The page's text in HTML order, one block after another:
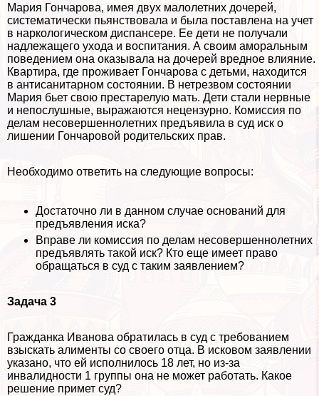
Мария Гончарова, имея двух малолетних дочерей,
систематически пьянствовала и была поставлена на учет
в наркологическом диспансере. Ее дети не получали
надлежащего ухода и воспитания. А своим амopaльным
поведением она оказывала на дочерей вредное влияние.
Квартира, где проживает Гончарова с детьми, находится
в антисанитарном состоянии. В нетрезвом состоянии
Мария бьет свою престарелую мать. Дети стали нервные
и непослушные, выражаются нецензурно. Комиссия по
делам несовершеннолетних предъявила в суд иск о
лишении Гончаровой родительских прав.
Необходимо ответить на следующие вопросы:
Достаточно ли в данном случае оснований для
предъявления иска?
Вправе ли комиссия по делам несовершеннолетних
предъявлять такой иск? Кто еще имеет право
обращаться в суд с таким заявлением?
Задача 3
Гражданка Иванова обратилась в суд с требованием
взыскать алименты со своего отца. В исковом заявлении
указано, что ей исполнилось 18 лет, но из-за
инвалидности 1 группы она не может работать. Какое
решение примет суд?